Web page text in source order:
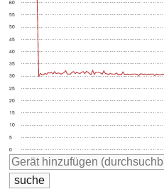
0
5
10
15
20
25
30
35
40
45
50
55
60